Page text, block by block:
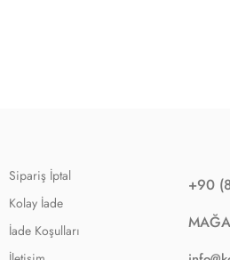
Sipariş İptal
Kolay İade
İade Koşulları
+90